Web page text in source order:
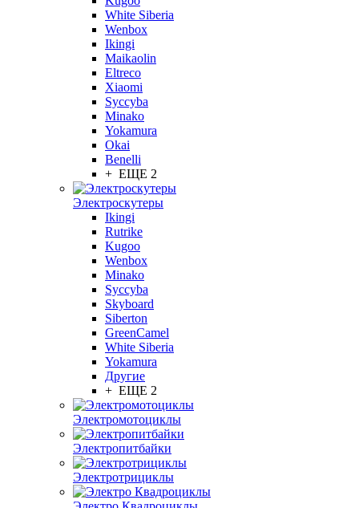
White Siberia
Wenbox
Ikingi
Maikaolin
Eltreco
Xiaomi
Syccyba
Minako
Yokamura
Okai
Benelli
+ ЕЩЕ 2
Электроскутеры
Ikingi
Rutrike
Kugoo
Wenbox
Minako
Syccyba
Skyboard
Siberton
GreenCamel
White Siberia
Yokamura
Другие
+ ЕЩЕ 2
Электромотоциклы
Электропитбайки
Электротрициклы